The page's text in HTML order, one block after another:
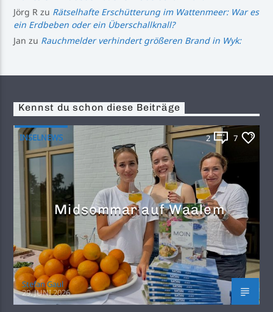
Jörg R zu Rätselhafte Erschütterung im Wattenmeer: War es
ein Erdbeben oder ein Überschallknall?
Jan zu Rauchmelder verhindert größeren Brand in Wyk:
Kennst du schon diese Beiträge
INSELNEWS 2 7
Midsommar auf Waalem
Stefan Gaul
29. JUNI 2026